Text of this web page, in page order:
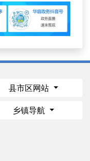
县市区网站
乡镇导航